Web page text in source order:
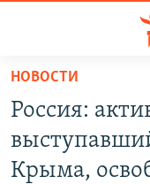
Вернуться
основному
содержанию
Вернутся
ВОДА
НОВОСТИ
Россия:
Крыма,